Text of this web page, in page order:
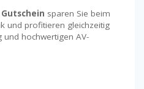
sparen Sie beim
und profitieren gleichzeitig
hochwertigen AV-